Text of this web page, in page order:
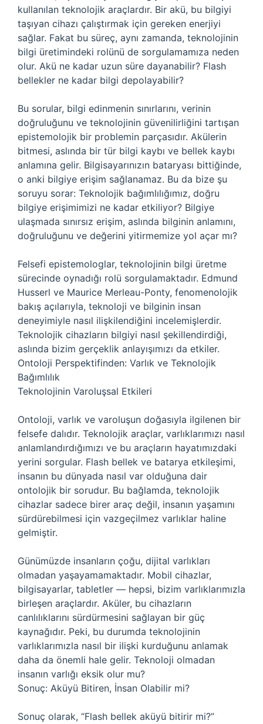
kullanılan teknolojik araçlardır. Bir akü, bu bilgiyi
taşıyan cihazı çalıştırmak için gereken enerjiyi
sağlar. Fakat bu süreç, aynı zamanda, teknolojinin
bilgi üretimindeki rolünü de sorgulamamıza neden
olur. Akü ne kadar uzun süre dayanabilir? Flash
bellekler ne kadar bilgi depolayabilir?
Bu sorular, bilgi edinmenin sınırlarını, verinin
doğruluğunu ve teknolojinin güvenilirliğini tartışan
epistemolojik bir problemin parçasıdır. Akülerin
bitmesi, aslında bir tür bilgi kaybı ve bellek kaybı
anlamına gelir. Bilgisayarınızın bataryası bittiğinde,
o anki bilgiye erişim sağlanamaz. Bu da bize şu
soruyu sorar: Teknolojik bağımlılığımız, doğru
bilgiye erişimimizi ne kadar etkiliyor? Bilgiye
ulaşmada sınırsız erişim, aslında bilginin anlamını,
doğruluğunu ve değerini yitirmemize yol açar mı?
Felsefi epistemologlar, teknolojinin bilgi üretme
sürecinde oynadığı rolü sorgulamaktadır. Edmund
Husserl ve Maurice Merleau-Ponty, fenomenolojik
bakış açılarıyla, teknoloji ve bilginin insan
deneyimiyle nasıl ilişkilendiğini incelemişlerdir.
Teknolojik cihazların bilgiyi nasıl şekillendirdiği,
aslında bizim gerçeklik anlayışımızı da etkiler.
Ontoloji Perspektifinden: Varlık ve Teknolojik
Bağımlılık
Teknolojinin Varoluşsal Etkileri
Ontoloji, varlık ve varoluşun doğasıyla ilgilenen bir
felsefe dalıdır. Teknolojik araçlar, varlıklarımızı nasıl
anlamlandırdığımızı ve bu araçların hayatımızdaki
yerini sorgular. Flash bellek ve batarya etkileşimi,
insanın bu dünyada nasıl var olduğuna dair
ontolojik bir sorudur. Bu bağlamda, teknolojik
cihazlar sadece birer araç değil, insanın yaşamını
sürdürebilmesi için vazgeçilmez varlıklar haline
gelmiştir.
Günümüzde insanların çoğu, dijital varlıkları
olmadan yaşayamamaktadır. Mobil cihazlar,
bilgisayarlar, tabletler — hepsi, bizim varlıklarımızla
birleşen araçlardır. Aküler, bu cihazların
canlılıklarını sürdürmesini sağlayan bir güç
kaynağıdır. Peki, bu durumda teknolojinin
varlıklarımızla nasıl bir ilişki kurduğunu anlamak
daha da önemli hale gelir. Teknoloji olmadan
insanın varlığı eksik olur mu?
Sonuç: Aküyü Bitiren, İnsan Olabilir mi?
Sonuç olarak, “Flash bellek aküyü bitirir mi?”